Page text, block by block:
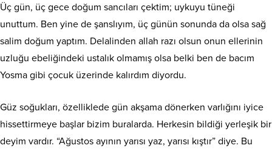
Üç gün, üç gece doğum sancıları çektim; uykuyu tüneği
unuttum. Ben yine de şanslıyım, üç günün sonunda da olsa sağ
salim doğum yaptım. Delalinden allah razı olsun onun ellerinin
uzluğu ebeliğindeki ustalık olmamış olsa belki ben de bacım
Yosma gibi çocuk üzerinde kalırdım diyordu.
Güz soğukları, özelliklede gün akşama dönerken varlığını iyice
hissettirmeye başlar bizim buralarda. Herkesin bildiği yerleşik bir
deyim vardır. “Ağustos ayının yarısı yaz, yarısı kıştır” diye. Bu